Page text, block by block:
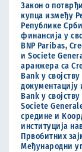
Закон о
купца између
Републике
финансија у
BNP Paribas,
и Societe
аранжера са
Bank у
Bank у
Societe
средине и
институција
Првобитних
Међународни